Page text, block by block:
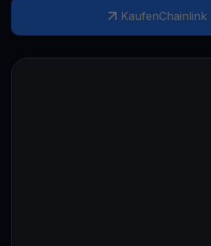
KaufenChainlink